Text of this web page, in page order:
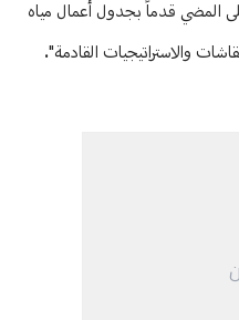
المضي قدماً بجدول أعمال مياه
والاستراتيجيات القادمة".